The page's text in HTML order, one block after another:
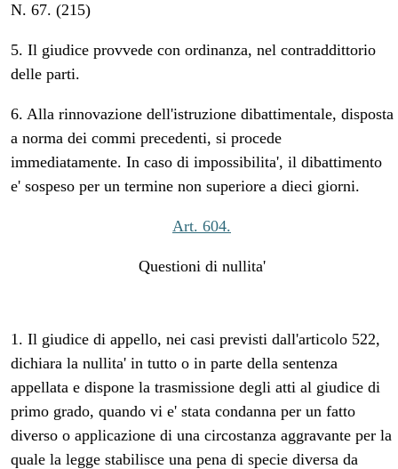
N. 67. (215)
5. Il giudice provvede con ordinanza, nel contraddittorio
delle parti.
6. Alla rinnovazione dell'istruzione dibattimentale, disposta
a norma dei commi precedenti, si procede
immediatamente. In caso di impossibilita', il dibattimento
e' sospeso per un termine non superiore a dieci giorni.
Art. 604.
Questioni di nullita'
1. Il giudice di appello, nei casi previsti dall'articolo 522,
dichiara la nullita' in tutto o in parte della sentenza
appellata e dispone la trasmissione degli atti al giudice di
primo grado, quando vi e' stata condanna per un fatto
diverso o applicazione di una circostanza aggravante per la
quale la legge stabilisce una pena di specie diversa da